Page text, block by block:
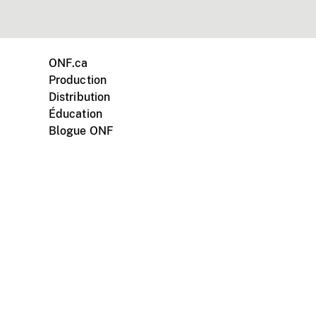
ONF.ca
Production
Distribution
Éducation
Blogue ONF